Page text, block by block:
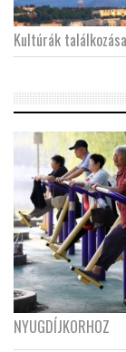
Kultúrák
NYUGDÍJKORHOZ